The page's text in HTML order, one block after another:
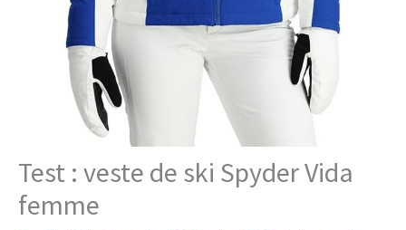
Test : veste de ski Spyder Vida
femme